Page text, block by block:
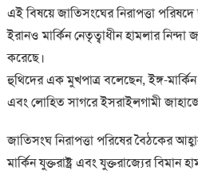
এই বিষয়ে জাতিসংঘের নিরাপত্তা
ইরানও মার্কিন নেতৃত্বাধীন হামলার
করেছে।
হুথিদের এক মুখপাত্র বলেছেন, ইঙ্গ-
এবং লোহিত সাগরে ইসরাইলগামী
জাতিসংঘ নিরাপত্তা পরিষের বৈঠকের
মার্কিন যুক্তরাষ্ট্র এবং যুক্তরাজ্যের বিমান